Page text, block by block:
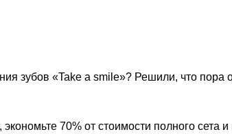
зубов «Take a smile»? Решили, что пора
70% от стоимости полного сета